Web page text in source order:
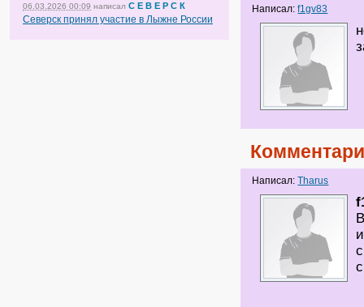
06.03.2026 00:09 написал С Е В Е Р С К
Северск принял участие в Лыжне России
Написал:f1gv83
Написал:Tharus